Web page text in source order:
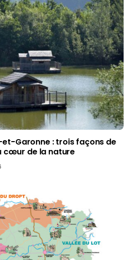
et-Garonne : trois façons de
cœur de la nature